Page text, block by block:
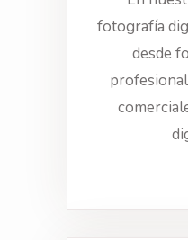
fotografía
desde